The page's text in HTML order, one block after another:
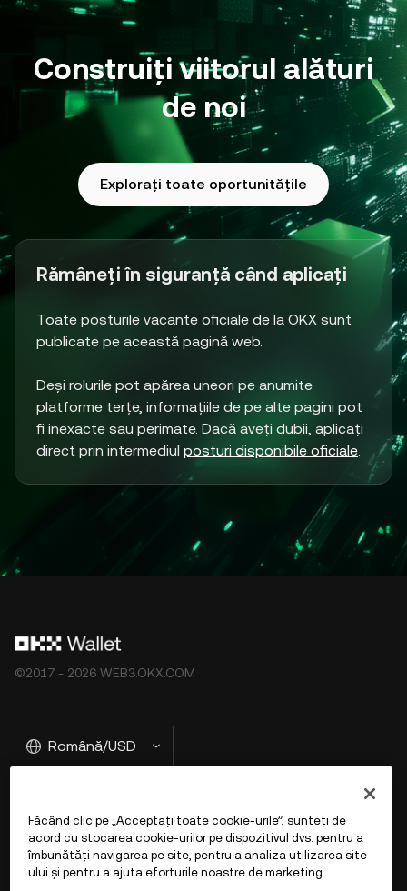
Construiți viitorul alături
de noi
Explorați toate oportunitățile
Rămâneți în siguranță când aplicați
Toate posturile vacante oficiale de la OKX sunt
publicate pe această pagină web.
Deși rolurile pot apărea uneori pe anumite
platforme terțe, informațiile de pe alte pagini pot
fi inexacte sau perimate. Dacă aveți dubii, aplicați
direct prin intermediul posturi disponibile oficiale
©2017 - 2026 WEB3.OKX.COM
Română/USD
Mai multe despre OKX Web3
Produs
Făcând clic pe „Acceptați toate cookie-urile”, sunteți de
acord cu stocarea cookie-urilor pe dispozitivul dvs. pentru a
îmbunătăți navigarea pe site, pentru a analiza utilizarea site-
ului și pentru a ajuta eforturile noastre de marketing.